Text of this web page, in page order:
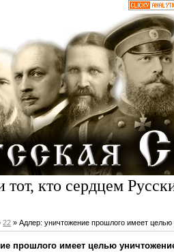
тот, кто сердцем
22 » Адлер: уничтожение прошлого имеет
прошлого имеет целью